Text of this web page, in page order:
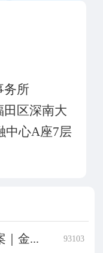
务所
田区深南大
中心A座7层
｜金... 93103